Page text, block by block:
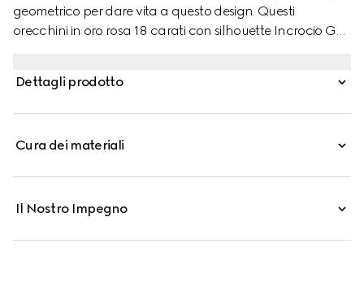
geometrico per dare vita a questo design. Questi
orecchini in oro rosa 18 carati con silhouette Incrocio GG
Dettagli prodotto
Cura dei materiali
Il Nostro Impegno